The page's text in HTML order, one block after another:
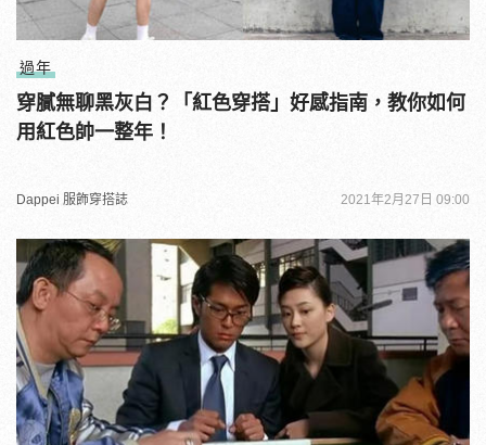
過年
穿膩無聊黑灰白？「紅色穿搭」好感指南，教你如何
用紅色帥一整年！
Dappei 服飾穿搭誌 2021年2月27日 09:00